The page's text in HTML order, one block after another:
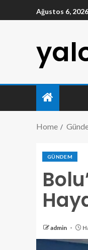
Ağustos 6, 2026
Home
GÜNDEM
admin